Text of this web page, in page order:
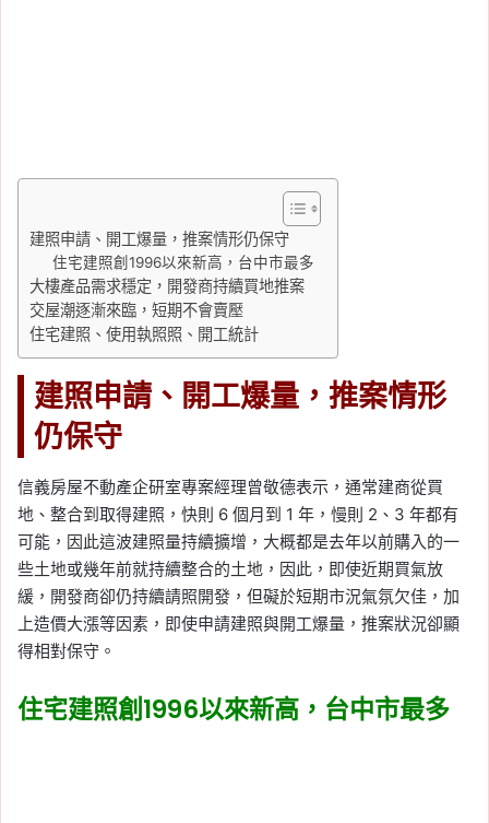
建照申請、開工爆量，推案情形仍保守
住宅建照創1996以來新高，台中市最多
大樓產品需求穩定，開發商持續買地推案
交屋潮逐漸來臨，短期不會賣壓
住宅建照、使用執照照、開工統計
建照申請、開工爆量，推案情形
仍保守
信義房屋不動產企研室專案經理曾敬德表示，通常建商從買
地、整合到取得建照，快則 6 個月到 1 年，慢則 2、3 年都有
可能，因此這波建照量持續擴增，大概都是去年以前購入的一
些土地或幾年前就持續整合的土地，因此，即使近期買氣放
緩，開發商卻仍持續請照開發，但礙於短期市況氣氛欠佳，加
上造價大漲等因素，即使申請建照與開工爆量，推案狀況卻顯
得相對保守。
住宅建照創1996以來新高，台中市最多